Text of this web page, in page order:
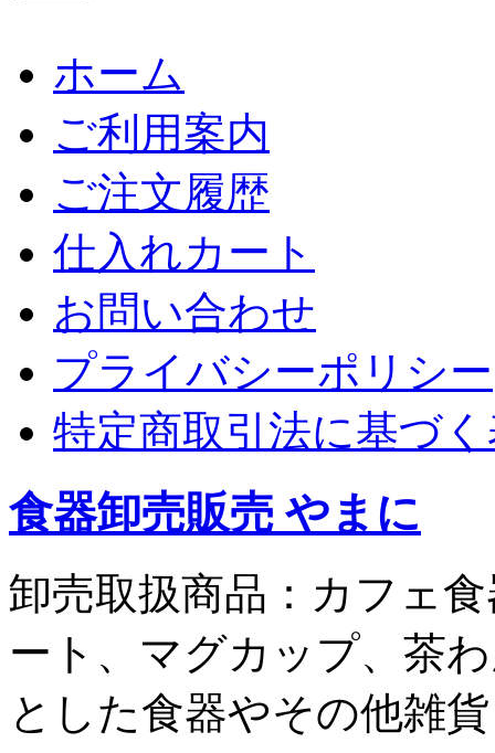
ホーム
ご利用案内
ご注文履歴
仕入れカート
お問い合わせ
プライバシーポリシー
特定商取引法に基づ
食器卸売販売 やまに
卸売取扱商品：カフェ
ート、マグカップ、茶
とした食器やその他雑貨